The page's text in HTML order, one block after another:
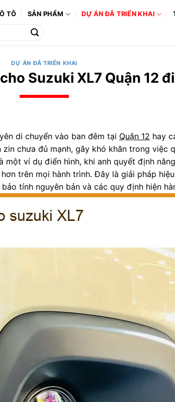
TÔ SẢN PHẨM DỰ ÁN ĐÃ TRIỂN KHAI
DỰ ÁN ĐÃ TRIỂN KHAI
Suzuki XL7 Quận 12
di chuyển vào ban đêm tại Quận 12 hay
chưa đủ mạnh, gây khó khăn trong việc
một ví dụ điển hình, khi anh quyết định
trên mọi hành trình. Đây là giải pháp
tính nguyên bản và các quy định hiện